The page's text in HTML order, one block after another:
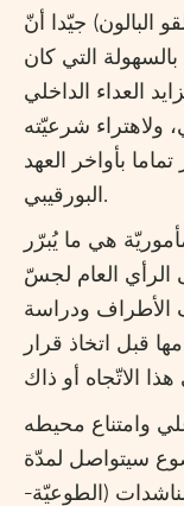
البالون) جيّدا أنّ
التي كان
العداء الداخلي
ولاهتراء شرعيّته
بأواخر العهد
البورقيبي.
هي ما يُبرّر
الرأي العام لجسّ
الأطراف ودراسة
قبل اتخاذ قرار
وامتناع محيطه
سيتواصل لمدّة
(الطوعيّة-